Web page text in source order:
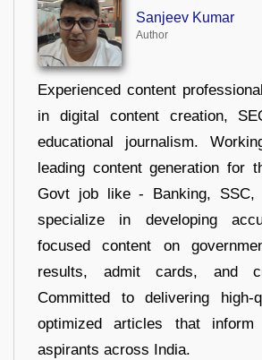
Sanjeev Kumar
Author
Experienced content
in digital content creation,
educational journalism.
leading content generation for
Govt job like - Banking, SSC,
specialize in developing
focused content on
results, admit cards, and
Committed to delivering high-
optimized articles that inform
aspirants across India.